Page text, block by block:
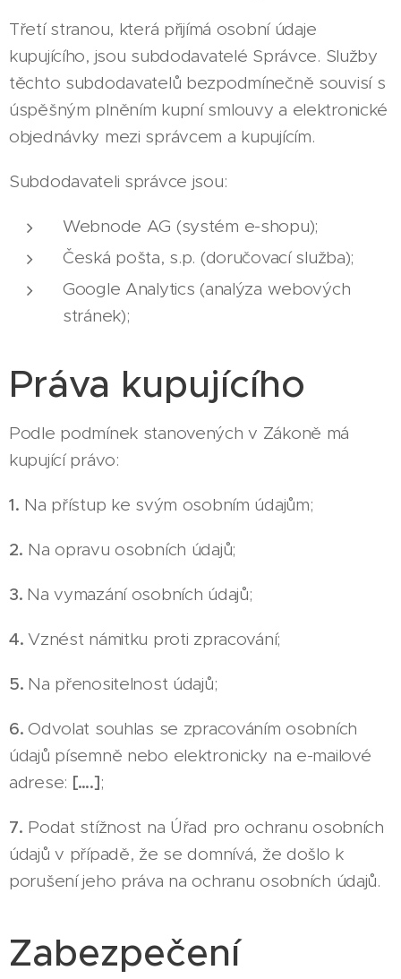
Třetí stranou, která přijímá osobní údaje
kupujícího, jsou subdodavatelé Správce. Služby
těchto subdodavatelů bezpodmínečně souvisí s
úspěšným plněním kupní smlouvy a elektronické
objednávky mezi správcem a kupujícím.
Subdodavateli správce jsou:
Webnode AG (systém e-shopu);
Česká pošta, s.p. (doručovací služba);
Google Analytics (analýza webových
stránek);
Práva kupujícího
Podle podmínek stanovených v Zákoně má
kupující právo:
1. Na přístup ke svým osobním údajům;
2. Na opravu osobních údajů;
3. Na vymazání osobních údajů;
4.Vznést námitku proti zpracování;
5. Na přenositelnost údajů;
6.Odvolat souhlas se zpracováním osobních
údajů písemně nebo elektronicky na e-mailové
adrese: [….];
7. Podat stížnost na Úřad pro ochranu osobních
údajů v případě, že se domnívá, že došlo k
porušení jeho práva na ochranu osobních údajů.
Zabezpečení